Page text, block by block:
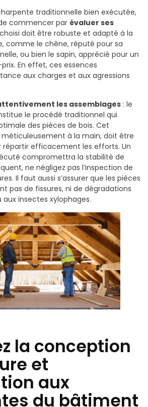
traditionnelle bien exécutée,
commencer par évaluer ses
choisi doit être robuste et adapté à la
comme le chêne, réputé pour sa
ou bien le sapin, apprécié pour un
En effet, ces essences
aux charges et aux agressions
les assemblages : le
le procédé traditionnel qui
des pièces de bois. Cet
méticuleusement à la main, doit être
répartir efficacement les efforts. Un
compromettra la stabilité de
ne négligez pas l’inspection de
Il faut aussi s’assurer que les pièces
pas de fissures, ni de dégradations
aux insectes xylophages.
la conception
et
aux
du bâtiment